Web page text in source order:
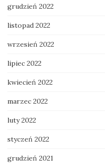
grudzień 2022
listopad 2022
wrzesień 2022
lipiec 2022
kwiecień 2022
marzec 2022
luty 2022
styczeń 2022
grudzień 2021